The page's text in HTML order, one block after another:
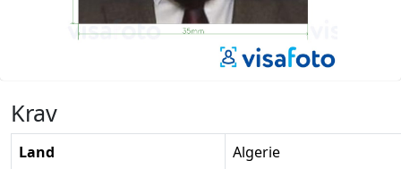
Krav
Land
Algerie